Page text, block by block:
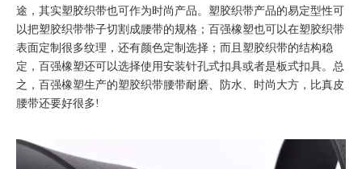
途，其实塑胶织带也可作为时尚产品。塑胶织带产品的易定型性可
以把塑胶织带带子切割成腰带的规格；百强橡塑也可以在塑胶织带
表面定制很多纹理，还有颜色定制选择；而且塑胶织带的结构稳
定，百强橡塑还可以选择使用安装针孔式扣具或者是板式扣具。总
之，百强橡塑生产的塑胶织带腰带耐磨、防水、时尚大方，比真皮
腰带还要好很多!